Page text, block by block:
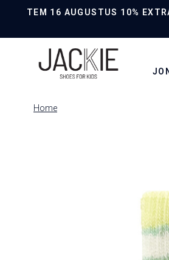
TEM 16 AUGUSTUS 10%
Home